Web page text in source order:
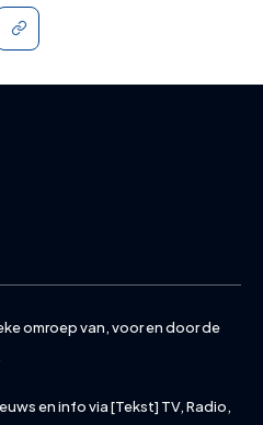
omroep van, voor en door de
en info via [Tekst] TV, Radio,